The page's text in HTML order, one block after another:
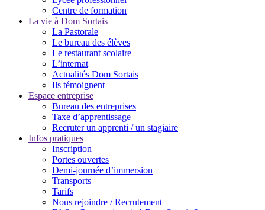
Centre de formation
La vie à Dom Sortais
La Pastorale
Le bureau des élèves
Le restaurant scolaire
L’internat
Actualités Dom Sortais
Ils témoignent
Espace entreprise
Bureau des entreprises
Taxe d’apprentissage
Recruter un apprenti / un stagiaire
Infos pratiques
Inscription
Portes ouvertes
Demi-journée d’immersion
Transports
Tarifs
Nous rejoindre / Recrutement